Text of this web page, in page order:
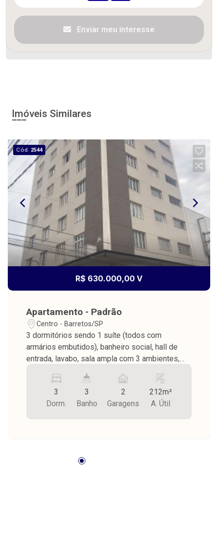
Enviar meu interesse
Imóveis Similares
Cód. 2544
R$ 630.000,00 V
Apartamento - Padrão
Centro - Barretos/SP
3 dormitórios sendo 1 suíte (todos com
armários embutidos), banheiro social, hall de
entrada, lavabo, sala ampla com 3 ambientes,
banheiro de serviço e garagem para 2 carros,
com área edificada de 328,00 m² sendo 212,00
m² de área privativa e 116,00 m² de área comum
3
Dorm.
3
Banho
2
Garagens
212m²
A. Útil